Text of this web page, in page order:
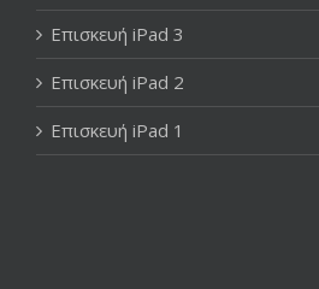
Επισκευή iPad 3
Επισκευή iPad 2
Επισκευή iPad 1